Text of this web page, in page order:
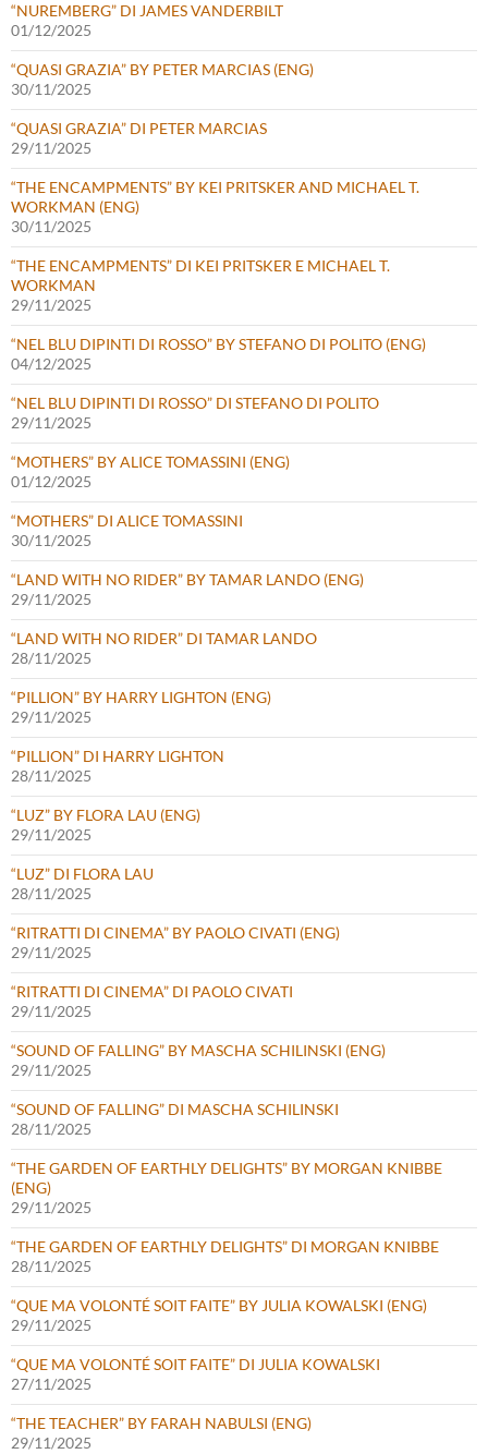
“NUREMBERG” DI JAMES VANDERBILT
01/12/2025
“QUASI GRAZIA” BY PETER MARCIAS (ENG)
30/11/2025
“QUASI GRAZIA” DI PETER MARCIAS
29/11/2025
“THE ENCAMPMENTS” BY KEI PRITSKER AND MICHAEL T.
WORKMAN (ENG)
30/11/2025
“THE ENCAMPMENTS” DI KEI PRITSKER E MICHAEL T.
WORKMAN
29/11/2025
“NEL BLU DIPINTI DI ROSSO” BY STEFANO DI POLITO (ENG)
04/12/2025
“NEL BLU DIPINTI DI ROSSO” DI STEFANO DI POLITO
29/11/2025
“MOTHERS” BY ALICE TOMASSINI (ENG)
01/12/2025
“MOTHERS” DI ALICE TOMASSINI
30/11/2025
“LAND WITH NO RIDER” BY TAMAR LANDO (ENG)
29/11/2025
“LAND WITH NO RIDER” DI TAMAR LANDO
28/11/2025
“PILLION” BY HARRY LIGHTON (ENG)
29/11/2025
“PILLION” DI HARRY LIGHTON
28/11/2025
“LUZ” BY FLORA LAU (ENG)
29/11/2025
“LUZ” DI FLORA LAU
28/11/2025
“RITRATTI DI CINEMA” BY PAOLO CIVATI (ENG)
29/11/2025
“RITRATTI DI CINEMA” DI PAOLO CIVATI
29/11/2025
“SOUND OF FALLING” BY MASCHA SCHILINSKI (ENG)
29/11/2025
“SOUND OF FALLING” DI MASCHA SCHILINSKI
28/11/2025
“THE GARDEN OF EARTHLY DELIGHTS” BY MORGAN KNIBBE
(ENG)
29/11/2025
“THE GARDEN OF EARTHLY DELIGHTS” DI MORGAN KNIBBE
28/11/2025
“QUE MA VOLONTÉ SOIT FAITE” BY JULIA KOWALSKI (ENG)
29/11/2025
“QUE MA VOLONTÉ SOIT FAITE” DI JULIA KOWALSKI
27/11/2025
“THE TEACHER” BY FARAH NABULSI (ENG)
29/11/2025